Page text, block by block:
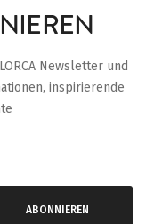
Newsletter und
inspirierende
ABONNIEREN